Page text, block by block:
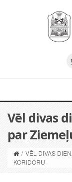
Vēl divas
par
/ VĒL DIVAS
KORIDORU